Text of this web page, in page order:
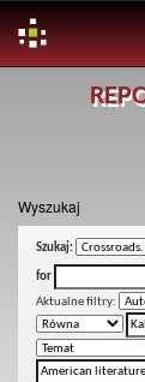
Wyszukaj
Szukaj:
for
Aktualne filtry: